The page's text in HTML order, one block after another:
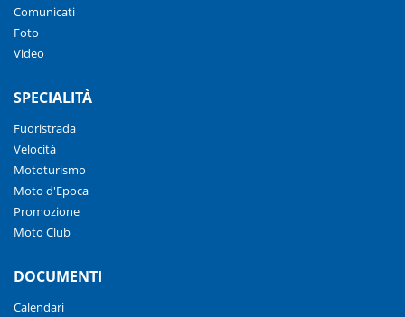
Comunicati
Foto
Video
SPECIALITÀ
Fuoristrada
Velocità
Mototurismo
Moto d'Epoca
Promozione
Moto Club
DOCUMENTI
Calendari